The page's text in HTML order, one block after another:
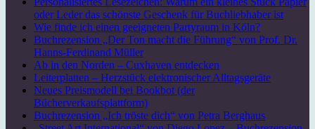
oder Leder das schönste Geschenk für Buchliebhaber ist
Wie finde ich einen geeigneten Partyraum in Köln?
Buchrezension „Der Ton macht die Führung“ von Prof. Dr.
Hanns-Ferdinand Müller
Ab in den Norden – Cuxhaven entdecken
Leiterplatten – Herzstück elektronischer Alltagsgeräte
Neues Preismodell bei Bookbot (der
Bücherverkaufsplattform)
Buchrezension „Ich tröste dich“ von Petra Berghaus